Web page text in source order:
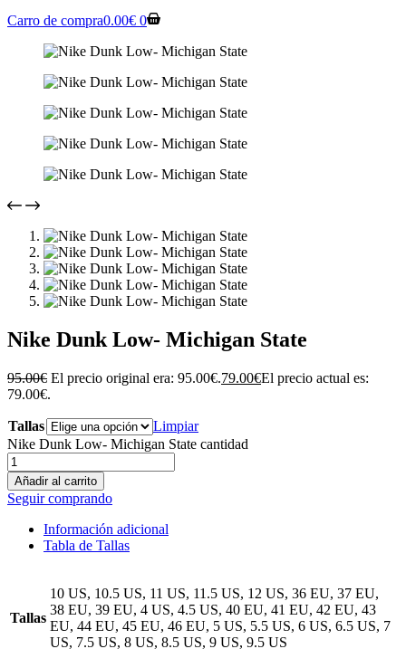
Carro de compra0.00€ 0
Nike Dunk Low- Michigan State
95.00€ El precio original era: 95.00€.79.00€El precio actual es:
79.00€.
Tallas
Limpiar
Nike Dunk Low- Michigan State cantidad
Añadir al carrito
Seguir comprando
Información adicional
Tabla de Tallas
Tallas
10 US, 10.5 US, 11 US, 11.5 US, 12 US, 36 EU, 37 EU,
38 EU, 39 EU, 4 US, 4.5 US, 40 EU, 41 EU, 42 EU, 43
EU, 44 EU, 45 EU, 46 EU, 5 US, 5.5 US, 6 US, 6.5 US, 7
US, 7.5 US, 8 US, 8.5 US, 9 US, 9.5 US